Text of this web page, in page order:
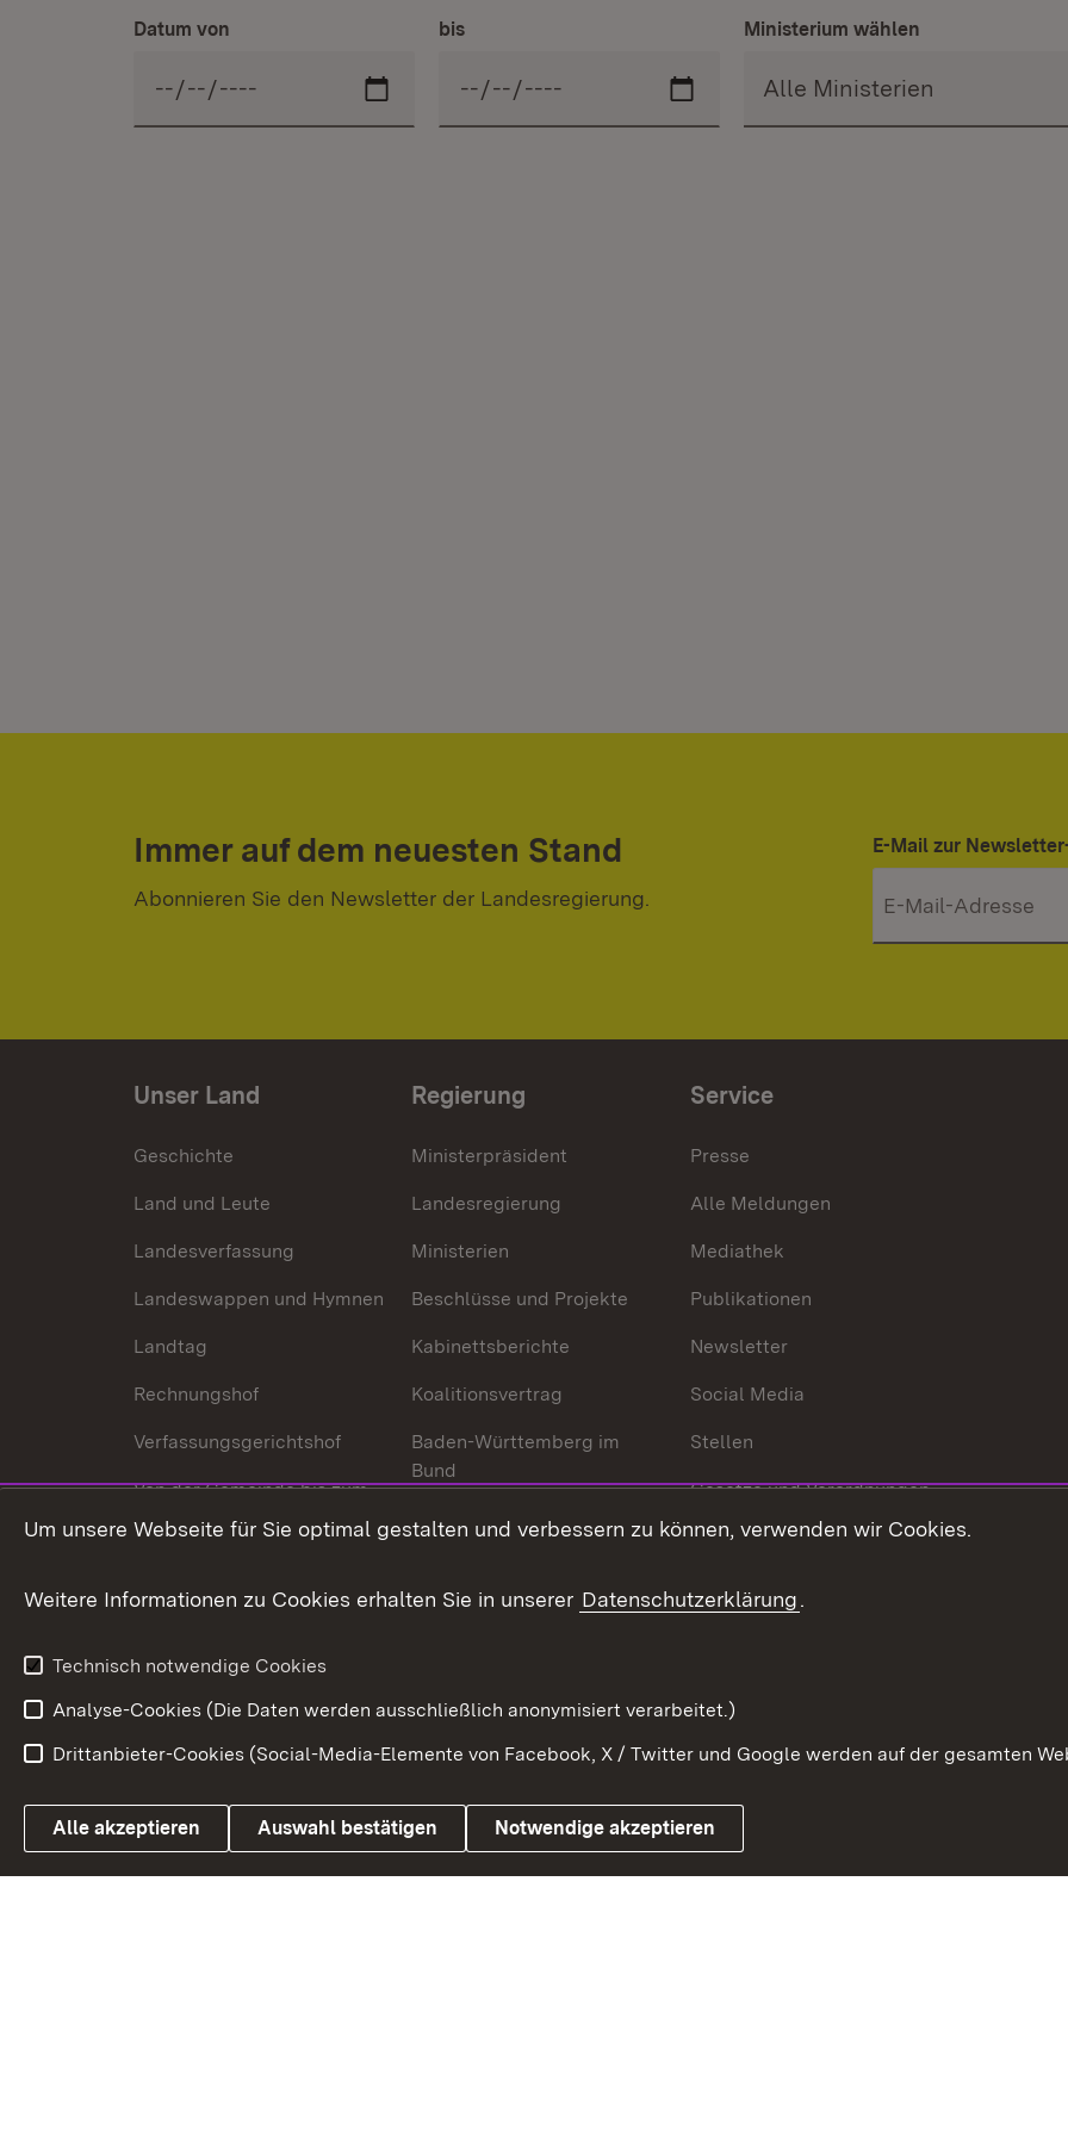
Datum von bis Ministerium wählen
Immer auf dem neuesten Stand
Abonnieren Sie den Newsletter der Landesregierung.
E-Mail zur
Unser Land
Geschichte
Land und Leute
Landesverfassung
Landeswappen und Hymnen
Landtag
Rechnungshof
Verfassungsgerichtshof
Von der Gemeinde bis zum
Ministerium
Wirtschaftsstandort
Urlaubs- und Kulturland
Regierung
Ministerpräsident
Landesregierung
Ministerien
Beschlüsse und Projekte
Kabinettsberichte
Koalitionsvertrag
Baden-Württemberg im
Bund
In Europa und der Welt
Service
Presse
Alle Meldungen
Mediathek
Publikationen
Newsletter
Social Media
Stellen
Gesetze und Verordnungen
Gesetzblatt
Link zum Landesportal
Impressum
Um unsere Webseite für Sie optimal gestalten und verbessern zu können, verwenden wir Cookies.
Weitere Informationen zu Cookies erhalten Sie in unserer Datenschutzerklärung.
Technisch notwendige Cookies
Analyse-Cookies (Die Daten werden ausschließlich anonymisiert verarbeitet.)
Drittanbieter-Cookies (Social-Media-Elemente von Facebook, X / Twitter und Google werden auf der gesamten
Alle akzeptieren Auswahl bestätigen Notwendige akzeptieren